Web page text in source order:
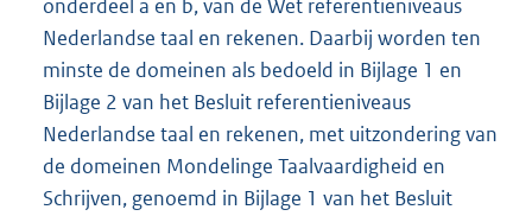
onderdeel a en b, van de Wet referentieniveaus
Nederlandse taal en rekenen. Daarbij worden ten
minste de domeinen als bedoeld in Bijlage 1 en
Bijlage 2 van het Besluit referentieniveaus
Nederlandse taal en rekenen, met uitzondering van
de domeinen Mondelinge Taalvaardigheid en
Schrijven, genoemd in Bijlage 1 van het Besluit